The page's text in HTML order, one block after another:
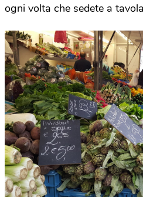
ogni volta che sedete a